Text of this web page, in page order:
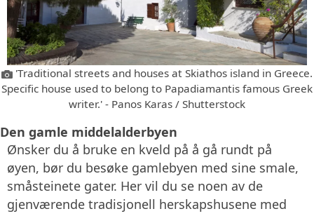
'Traditional streets and houses at Skiathos island in Greece.
Specific house used to belong to Papadiamantis famous Greek
writer.' - Panos Karas / Shutterstock
Den gamle middelalderbyen
Ønsker du å bruke en kveld på å gå rundt på
øyen, bør du besøke gamlebyen med sine smale,
småsteinete gater. Her vil du se noen av de
gjenværende tradisjonell herskapshusene med